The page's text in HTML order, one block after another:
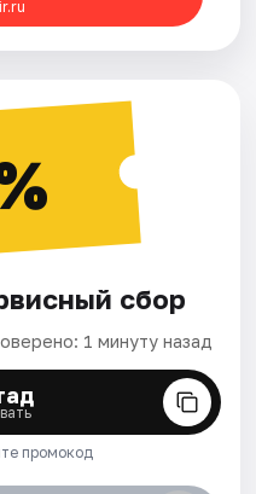
сбор
1 минуту назад
промокод